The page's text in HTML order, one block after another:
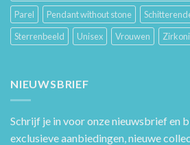
Parel
Pendant without stone
Sterrenbeeld
Unisex Vrouwen
NIEUWSBRIEF
Schrijf je in voor onze nieuwsbrief en
exclusieve aanbiedingen, nieuwe